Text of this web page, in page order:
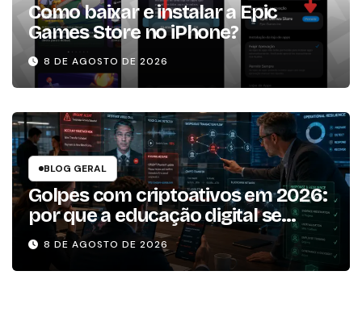
Como baixar e instalar a Epic
Games Store no iPhone?
8 DE AGOSTO DE 2026
BLOG GERAL
Golpes com criptoativos em 2026:
por que a educação digital se
tornou um dos pilares da
resiliência operacional
8 DE AGOSTO DE 2026